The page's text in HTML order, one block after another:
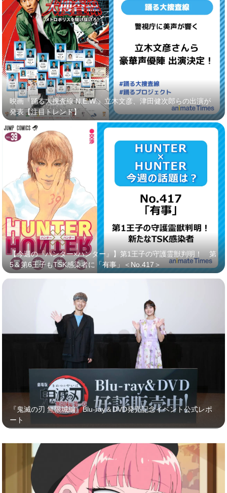
映画『踊る大捜査線 N.E.W.』立木文彦、津田健次郎らの出演が
発表【注目トレンド】
【今週の『ハンター×ハンター』】第1王子の守護霊獣判明！ 第
5＆第6王子もTSK感染者に「有事」＜No.417＞
『鬼滅の刃 無限城編』Blu-ray＆DVD発売記念イベント公式レポ
ート